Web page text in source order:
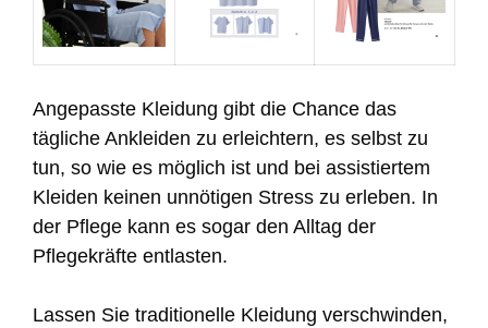
Angepasste Kleidung gibt die Chance das
tägliche Ankleiden zu erleichtern, es selbst zu
tun, so wie es möglich ist und bei assistiertem
Kleiden keinen unnötigen Stress zu erleben. In
der Pflege kann es sogar den Alltag der
Pflegekräfte entlasten.
Lassen Sie traditionelle Kleidung verschwinden,